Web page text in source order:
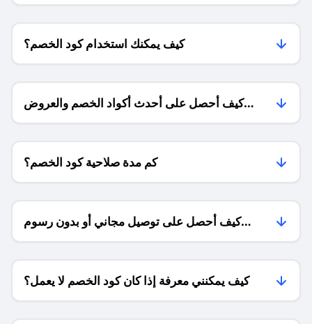
كيف يمكنك استخدام كود الخصم؟
كيف أحصل على أحدث أكواد الخصم والعروض
للمتاجر؟
كم مدة صلاحية كود الخصم؟
كيف أحصل على توصيل مجاني أو بدون رسوم
الشحن ؟
كيف يمكنني معرفة إذا كان كود الخصم لا يعمل؟